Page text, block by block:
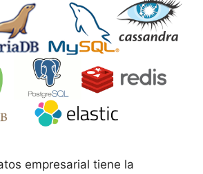
empresarial tiene la